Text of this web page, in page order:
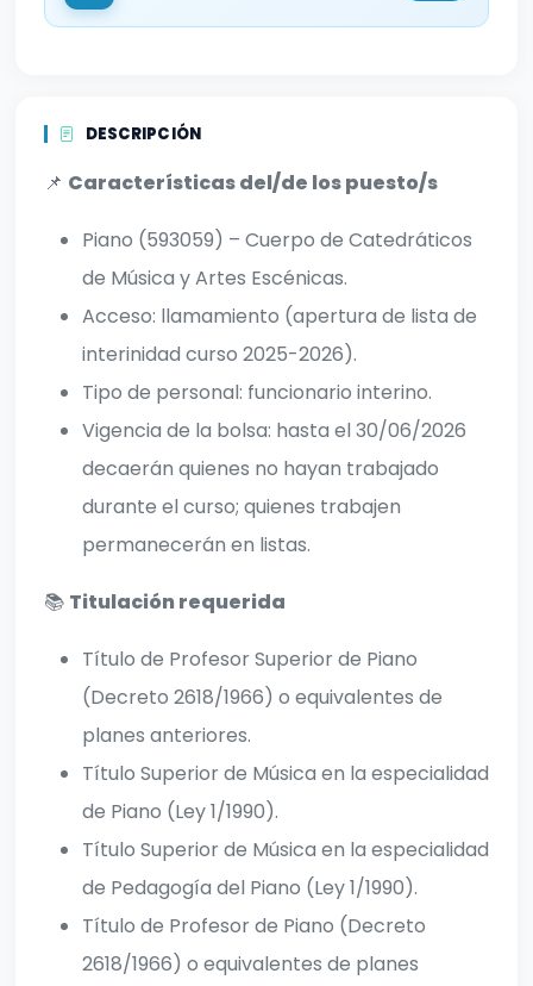
DESCRIPCIÓN
📌 Características del/de los puesto/s
Piano (593059) – Cuerpo de Catedráticos
de Música y Artes Escénicas.
Acceso: llamamiento (apertura de lista de
interinidad curso 2025-2026).
Tipo de personal: funcionario interino.
Vigencia de la bolsa: hasta el 30/06/2026
decaerán quienes no hayan trabajado
durante el curso; quienes trabajen
permanecerán en listas.
📚 Titulación requerida
Título de Profesor Superior de Piano
(Decreto 2618/1966) o equivalentes de
planes anteriores.
Título Superior de Música en la especialidad
de Piano (Ley 1/1990).
Título Superior de Música en la especialidad
de Pedagogía del Piano (Ley 1/1990).
Título de Profesor de Piano (Decreto
2618/1966) o equivalentes de planes